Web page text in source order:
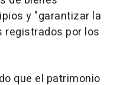
y "garantizar la
registrados por los
que el patrimonio